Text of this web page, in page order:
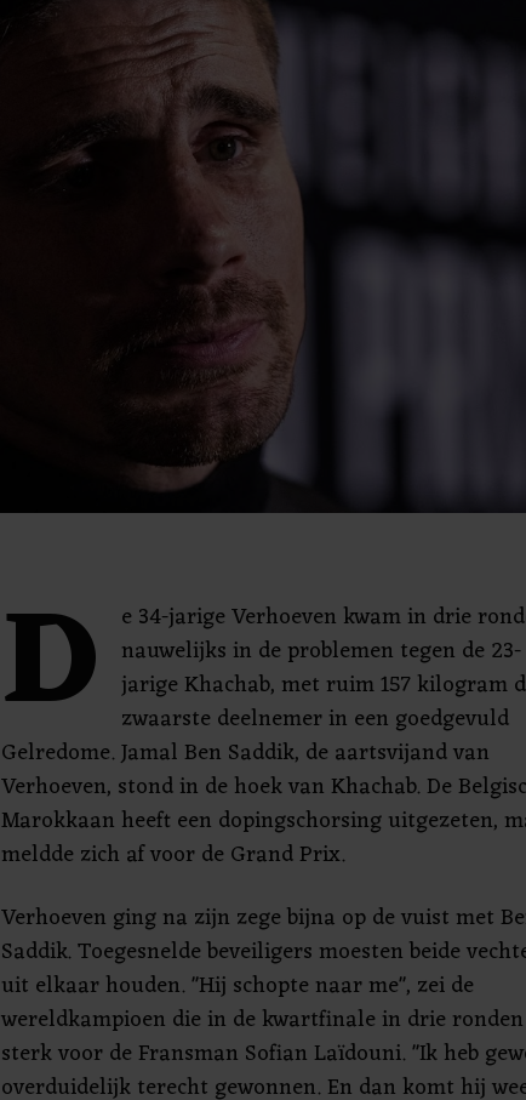
D
e 34-jarige Verhoeven kwam in drie
nauwelijks in de problemen tegen de 23-
jarige Khachab, met ruim 157 kilogram
zwaarste deelnemer in een goedgevuld
Gelredome. Jamal Ben Saddik, de aartsvijand van
Verhoeven, stond in de hoek van Khachab. De
Marokkaan heeft een dopingschorsing uitgezeten,
meldde zich af voor de Grand Prix.
Verhoeven ging na zijn zege bijna op de vuist met
Saddik. Toegesnelde beveiligers moesten beide
uit elkaar houden. "Hij schopte naar me", zei de
wereldkampioen die in de kwartfinale in drie
sterk voor de Fransman Sofian Laïdouni. "Ik heb
overduidelijk terecht gewonnen. En dan komt hij